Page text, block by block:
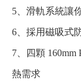
5、滑軌系統讓
6、採用磁吸式
7、四顆
熱需求